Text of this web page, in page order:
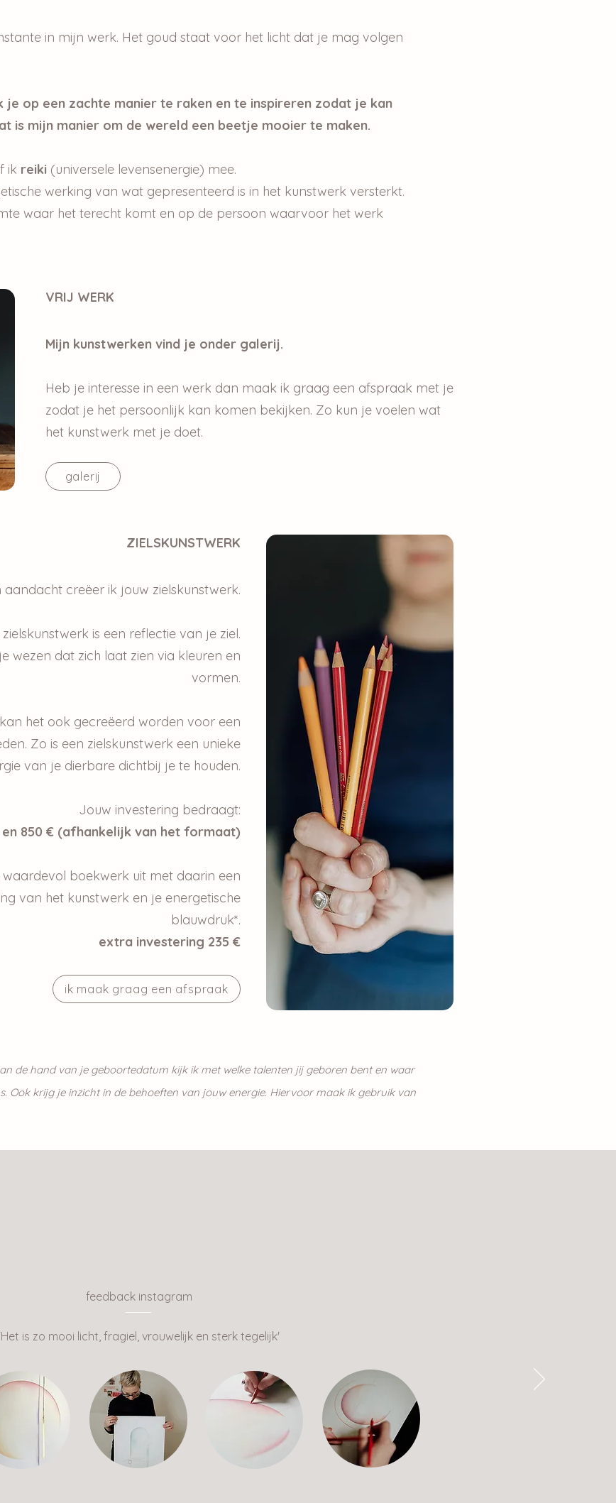
in mijn werk. Het goud staat voor het licht dat je mag volgen
je op een zachte manier te raken en te inspireren zodat je kan
is mijn manier om de wereld een beetje mooier te maken.
ik reiki (universele levensenergie) mee.
werking van wat gepresenteerd is in het kunstwerk versterkt.
waar het terecht komt en op de persoon waarvoor het werk
Mijn kunstwerken vind je onder galerij.
Heb je interesse in een werk dan maak ik graag een afspraak met je
zodat je het persoonlijk kan komen bekijken. Zo kun je voelen wat
het kunstwerk met je doet.
VRIJ WERK
galerij
aandacht creëer ik jouw zielskunstwerk.
zielskunstwerk is een reflectie van je ziel.
wezen dat zich laat zien via kleuren en
vormen.
het ook gecreëerd worden voor een
Zo is een zielskunstwerk een unieke
van je dierbare dichtbij je te houden.
Jouw investering bedraagt:
en 850 € (afhankelijk van het formaat)
boekwerk uit met daarin een
van het kunstwerk en je energetische
blauwdruk*.
extra investering 235 €
ZIELSKUNSTWERK
ik maak graag een afspraak
de hand van jegeboortedatum kijk ik met welke talenten jij geboren bent en waar
Ook krijg je inzicht in de behoeften van jouw energie. Hiervoor maak ik gebruik van
feedback instagram
is zo mooi licht, fragiel, vrouwelijk en sterk tegelijk'